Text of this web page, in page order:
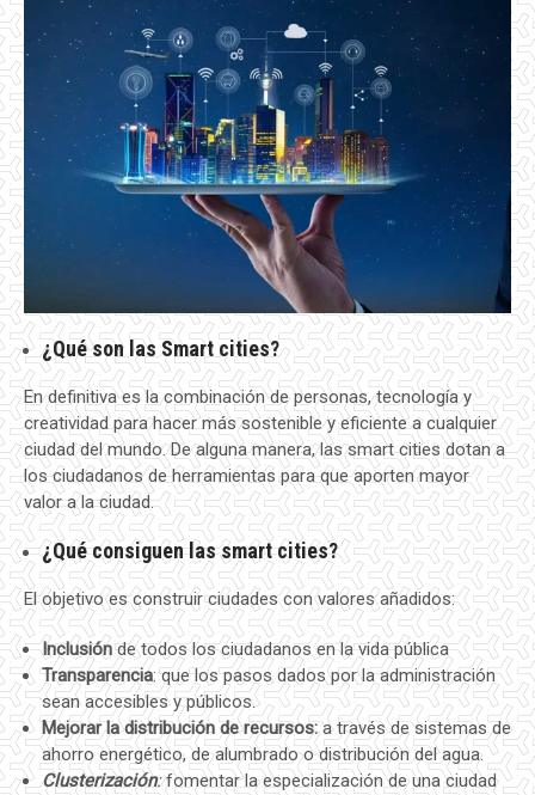
¿Qué son las Smart cities?
En definitiva es la combinación de personas, tecnología y
creatividad para hacer más sostenible y eficiente a cualquier
ciudad del mundo. De alguna manera, las smart cities dotan a
los ciudadanos de herramientas para que aporten mayor
valor a la ciudad.
¿Qué consiguen las smart cities?
El objetivo es construir ciudades con valores añadidos:
Inclusiónde todos los ciudadanos en la vida pública
Transparencia: que los pasos dados por la administración
sean accesibles y públicos.
Mejorar la distribución de recursos:a través de sistemas de
ahorro energético, de alumbrado o distribución del agua.
Clusterización:fomentar la especialización de una ciudad